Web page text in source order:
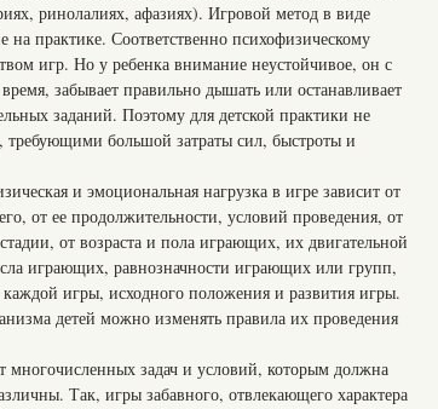
ринолалиях, афазиях). Игровой метод в виде
практике. Соответственно психофизическому
игр. Но у ребенка внимание неустойчивое, он с
забывает правильно дышать или останавливает
заданий. Поэтому для детской практики не
большой затраты сил, быстроты и
и эмоциональная нагрузка в игре зависит от
от ее продолжительности, условий проведения, от
от возраста и пола играющих, их двигательной
играющих, равнозначности играющих или групп,
игры, исходного положения и развития игры.
детей можно изменять правила их проведения
многочисленных задач и условий, которым должна
Так, игры забавного, отвлекающего характера